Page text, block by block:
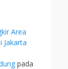
Area
Jakarta
pada